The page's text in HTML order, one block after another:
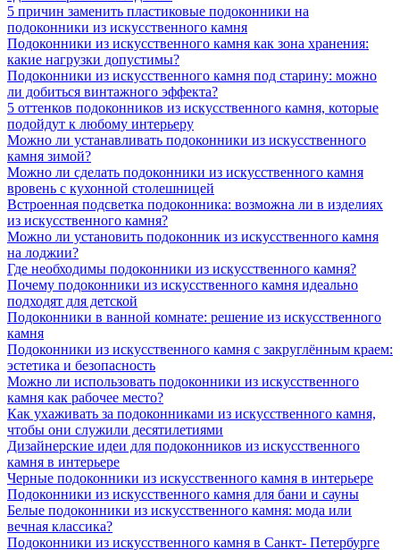
5 причин заменить пластиковые подоконники на
подоконники из искусственного камня
Подоконники из искусственного камня как зона хранения:
какие нагрузки допустимы?
Подоконники из искусственного камня под старину: можно
ли добиться винтажного эффекта?
5 оттенков подоконников из искусственного камня, которые
подойдут к любому интерьеру
Можно ли устанавливать подоконники из искусственного
камня зимой?
Можно ли сделать подоконники из искусственного камня
вровень с кухонной столешницей
Встроенная подсветка подоконника: возможна ли в изделиях
из искусственного камня?
Можно ли установить подоконник из искусственного камня
на лоджии?
Где необходимы подоконники из искусственного камня?
Почему подоконники из искусственного камня идеально
подходят для детской
Подоконники в ванной комнате: решение из искусственного
камня
Подоконники из искусственного камня с закруглённым краем:
эстетика и безопасность
Можно ли использовать подоконники из искусственного
камня как рабочее место?
Как ухаживать за подоконниками из искусственного камня,
чтобы они служили десятилетиями
Дизайнерские идеи для подоконников из искусственного
камня в интерьере
Черные подоконники из искусственного камня в интерьере
Подоконники из искусственного камня для бани и сауны
Белые подоконники из искусственного камня: мода или
вечная классика?
Подоконники из искусственного камня в Санкт- Петербурге